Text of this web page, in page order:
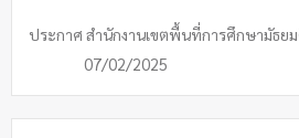
ประกาศ สำนักงานเขตพื้นที่การศึกษามัธย
07/02/2025